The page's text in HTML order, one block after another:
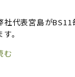
社代表宮島が
。
む